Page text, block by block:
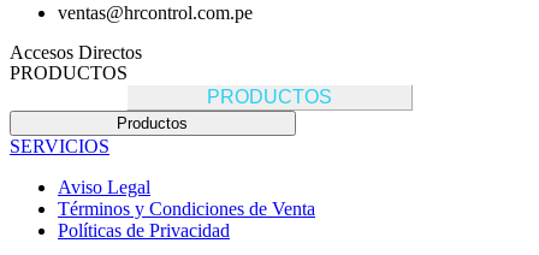
ventas@hrcontrol.com.pe
Accesos Directos
PRODUCTOS
PRODUCTOS
Productos
SERVICIOS
Aviso Legal
Términos y Condiciones de Venta
Políticas de Privacidad